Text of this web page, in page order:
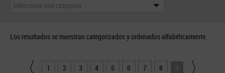
Selecciona una categoría
Los resultados se muestran categorizados y ordenados alfabéticamente.
1 2 3 4 5 6 7 8 9